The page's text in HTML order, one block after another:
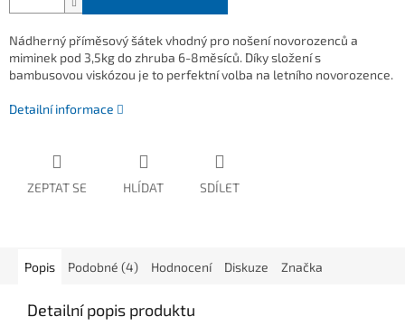
Nádherný příměsový šátek vhodný pro nošení novorozenců a
miminek pod 3,5kg do zhruba 6-8měsíců. Díky složení s
bambusovou viskózou je to perfektní volba na letního novorozence.
Detailní informace
ZEPTAT SE HLÍDAT SDÍLET
Popis Podobné (4) Hodnocení Diskuze Značka
Detailní popis produktu